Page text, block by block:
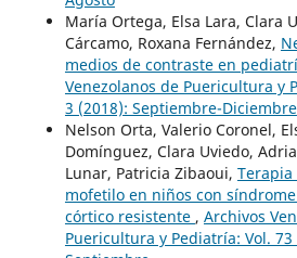
María Ortega, Elsa Lara, Clara
Cárcamo, Roxana Fernández,
medios de contraste en
Venezolanos de Puericultura y
3 (2018): Septiembre-Diciembre
Nelson Orta, Valerio Coronel,
Domínguez, Clara Uviedo,
Lunar, Patricia Zibaoui,
mofetilo en niños con
córtico resistente , Archivos
Puericultura y Pediatría: Vol.